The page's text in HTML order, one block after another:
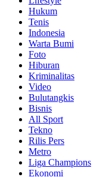
Hukum
Tenis
Indonesia
Warta Bumi
Foto
Hiburan
Kriminalitas
Video
Bulutangkis
Bisnis
All Sport
Tekno
Rilis Pers
Metro
Liga Champions
Ekonomi